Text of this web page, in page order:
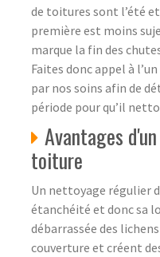
de toitures sont l’été
première est moins
marque la fin des
Faites donc appel à
par nos soins afin de
période pour qu’il
Avantages
toiture
Un nettoyage régulier
étanchéité et donc sa
débarrassée des
couverture et créent